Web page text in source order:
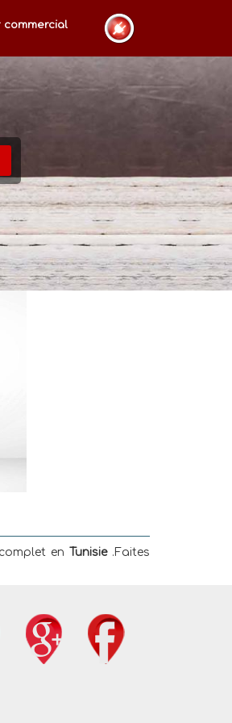
commercial
en Tunisie.Faites